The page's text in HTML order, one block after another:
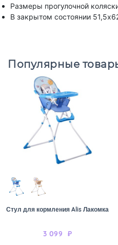
Размеры прогулочной
В закрытом состоянии
Популярные
Стул для кормления Alis Лакомка
3 099 ₽